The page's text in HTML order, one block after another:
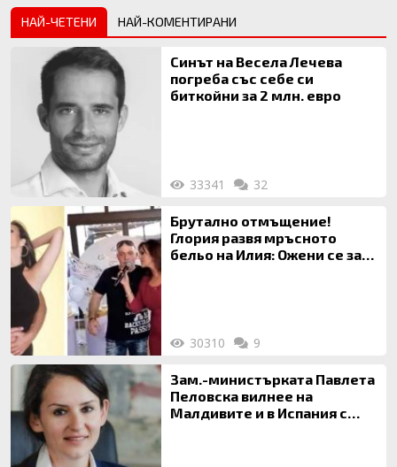
НАЙ-ЧЕТЕНИ НАЙ-КОМЕНТИРАНИ
Синът на Весела Лечева
погреба със себе си
биткойни за 2 млн. евро
33341 32
Брутално отмъщение!
Глория развя мръсното
бельо на Илия: Ожени се за
30310 9
Зам.-министърката Павлета
Пеловска вилнее на
Малдивите и в Испания с